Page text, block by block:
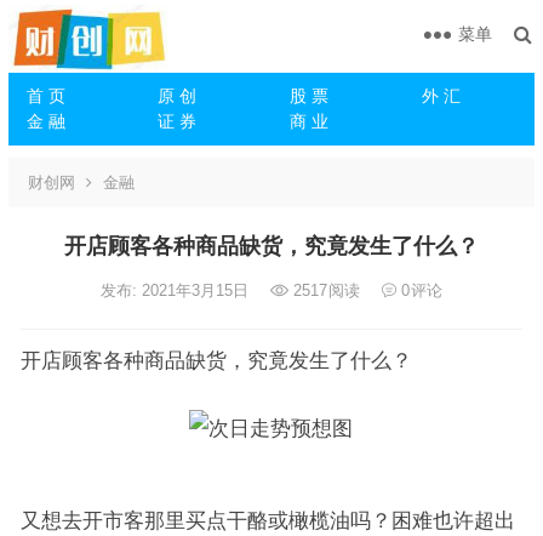
首 页 原 创 股 票
外 汇
金 融
证 券 商 业
菜单
财创网 金融
开店顾客各种商品缺货，究竟发生了什么？
发布: 2021年3月15日 2517阅读 0评论
开店顾客各种商品缺货，究竟发生了什么？
又想去开市客那里买点干酪或橄榄油吗？困难也许超出